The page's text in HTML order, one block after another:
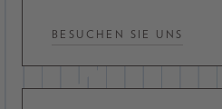
BESUCHEN SIE UNS